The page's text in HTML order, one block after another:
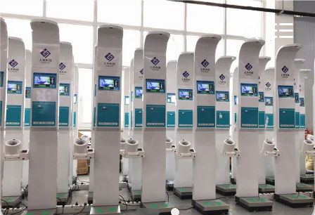
집
제
품
비
-
2026
Zhengzhou
shanghe
electronic
technology
co.
LTD.
All
Rights
Reserved.